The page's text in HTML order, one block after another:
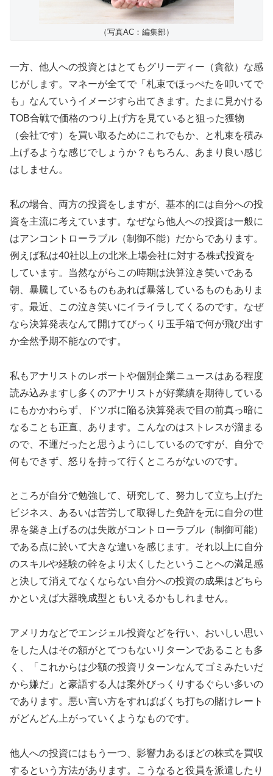
（写真AC：編集部）
一方、他人への投資とはとてもグリーディー（貪欲）な感
じがします。マネーが全てで「札束でほっぺたを叩いてで
も」なんていうイメージすら出てきます。たまに見かける
TOB合戦で価格のつり上げ方を見ていると狙った獲物
（会社です）を買い取るためにこれでもか、と札束を積み
上げるような感じでしょうか？もちろん、あまり良い感じ
はしません。
私の場合、両方の投資をしますが、基本的には自分への投
資を主流に考えています。なぜなら他人への投資は一般に
はアンコントローラブル（制御不能）だからであります。
例えば私は40社以上の北米上場会社に対する株式投資を
しています。当然ながらこの時期は決算泣き笑いである
朝、暴騰しているものもあれば暴落しているものもありま
す。最近、この泣き笑いにイライラしてくるのです。なぜ
なら決算発表なんて開けてびっくり玉手箱で何が飛び出す
か全然予期不能なのです。
私もアナリストのレポートや個別企業ニュースはある程度
読み込みますし多くのアナリストが好業績を期待している
にもかかわらず、ドツボに陥る決算発表で目の前真っ暗に
なることも正直、あります。こんなのはストレスが溜まる
ので、不運だったと思うようにしているのですが、自分で
何もできず、怒りを持って行くところがないのです。
ところが自分で勉強して、研究して、努力して立ち上げた
ビジネス、あるいは苦労して取得した免許を元に自分の世
界を築き上げるのは失敗がコントローラブル（制御可能）
である点に於いて大きな違いを感じます。それ以上に自分
のスキルや経験の幹をより太くしたということへの満足感
と決して消えてなくならない自分への投資の成果はどちら
かといえば大器晩成型ともいえるかもしれません。
アメリカなどでエンジェル投資などを行い、おいしい思い
をした人はその額がとてつもないリターンであることも多
く、「これからは少額の投資リターンなんてゴミみたいだ
から嫌だ」と豪語する人は案外びっくりするぐらい多いの
であります。悪い言い方をすればばくち打ちの賭けレート
がどんどん上がっていくようなものです。
他人への投資にはもう一つ、影響力あるほどの株式を買収
するという方法があります。こうなると役員を派遣したり